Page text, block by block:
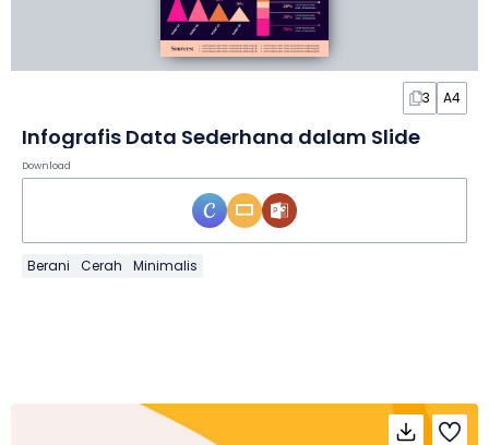
3 A4
Infografis Data Sederhana dalam Slide
Download
Berani Cerah Minimalis